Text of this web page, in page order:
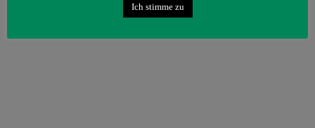
Ich stimme zu